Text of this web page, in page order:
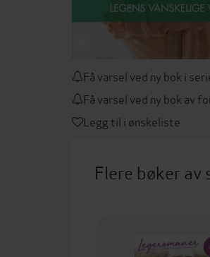
Få varsel ved ny bok i
Få varsel ved ny bok av
Legg til i ønskeliste
Flere bøker